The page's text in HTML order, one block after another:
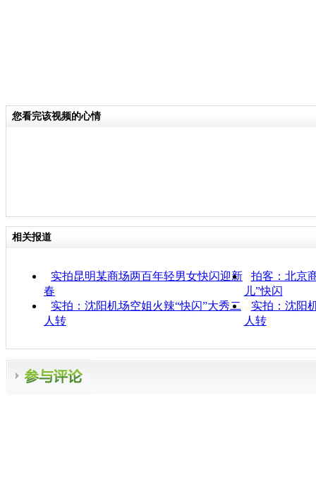
您看完该视频的心情
相关报道
实拍昆明某商场两百年轻男女快闪迎新
春
拍客：北京
儿”快闪
实拍：沈阳机场空姐火辣“快闪”大秀二
人转
实拍：沈阳
人转